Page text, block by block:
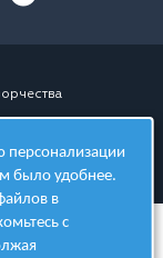
было удобнее.
в
с